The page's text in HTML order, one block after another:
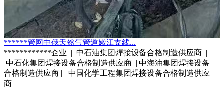
******管网中俄天然气管道嫩江支线...
************企业 | 中石油集团焊接设备合格制造供应商 |
中石化集团焊接设备合格制造供应商 | 中海油集团焊接设备
合格制造供应商 | 中国化学工程集团焊接设备合格制造供应
商